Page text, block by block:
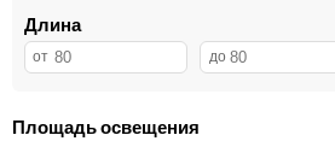
Длина
Площадь освещения